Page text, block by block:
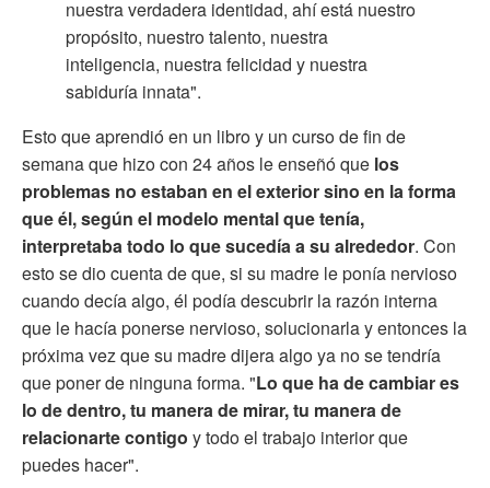
nuestra verdadera identidad, ahí está nuestro
propósito, nuestro talento, nuestra
inteligencia, nuestra felicidad y nuestra
sabiduría innata".
Esto que aprendió en un libro y un curso de fin de
semana que hizo con 24 años le enseñó que los
problemas no estaban en el exterior sino en la forma
que él, según el modelo mental que tenía,
interpretaba todo lo que sucedía a su alrededor. Con
esto se dio cuenta de que, si su madre le ponía nervioso
cuando decía algo, él podía descubrir la razón interna
que le hacía ponerse nervioso, solucionarla y entonces la
próxima vez que su madre dijera algo ya no se tendría
que poner de ninguna forma. "Lo que ha de cambiar es
lo de dentro, tu manera de mirar, tu manera de
relacionarte contigo y todo el trabajo interior que
puedes hacer".